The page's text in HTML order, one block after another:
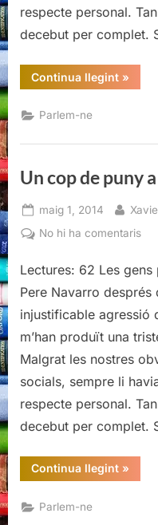
respecte personal.
decebut per complet.
Continua llegint“Un
cop
»
Parlem-ne
Un cop de puny
Posted
on
maig 1, 2014 By
No hi ha comentarisa
de
a
la
Lectures: 62 Les
Pere Navarro
injustificable agressió
m’han produït una
Malgrat les nostres
socials, sempre li
respecte personal.
decebut per complet.
Continua llegint“Un
cop
»
Parlem-ne